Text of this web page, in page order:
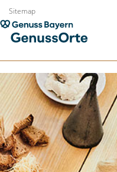
Zum
Inhalt
springen
Sitemap